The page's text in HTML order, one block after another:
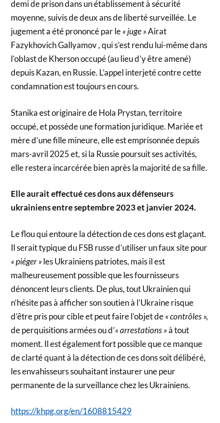
demi de prison dans un établissement à sécurité
moyenne, suivis de deux ans de liberté surveillée. Le
jugement a été prononcé par le« juge »Airat
Fazykhovich Gallyamov , qui s’est rendu lui-même dans
l’oblast de Kherson occupé (au lieu d’y être amené)
depuis Kazan, en Russie. L’appel interjeté contre cette
condamnation est toujours en cours.
Stanika est originaire de Hola Prystan, territoire
occupé, et possède une formation juridique. Mariée et
mère d’une fille mineure, elle est emprisonnée depuis
mars-avril 2025 et, si la Russie poursuit ses activités,
elle restera incarcérée bien après la majorité de sa fille.
Elle aurait effectué ces dons aux défenseurs
ukrainiens entre septembre 2023 et janvier 2024.
Le flou qui entoure la détection de ces dons est glaçant.
Il serait typique du FSB russe d’utiliser un faux site pour
« piéger »les Ukrainiens patriotes, mais il est
malheureusement possible que les fournisseurs
dénoncent leurs clients. De plus, tout Ukrainien qui
n’hésite pas à afficher son soutien à l’Ukraine risque
d’être pris pour cible et peut faire l’objet de« contrôles »,
de perquisitions armées ou d’« arrestations »à tout
moment. Il est également fort possible que ce manque
de clarté quant à la détection de ces dons soit délibéré,
les envahisseurs souhaitant instaurer une peur
permanente de la surveillance chez les Ukrainiens.
https://khpg.org/en/1608815429